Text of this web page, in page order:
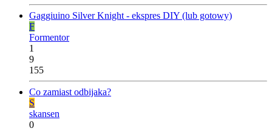
Gaggiuino Silver Knight - ekspres DIY (lub gotowy)
F
Formentor
1
9
155
Co zamiast odbijaka?
S
skansen
0